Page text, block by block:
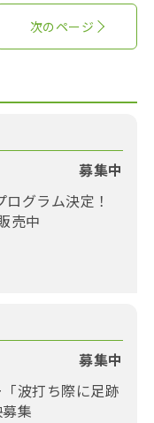
次のページ
募集中
グラム決定！
売中
募集中
波打ち際に足跡
集